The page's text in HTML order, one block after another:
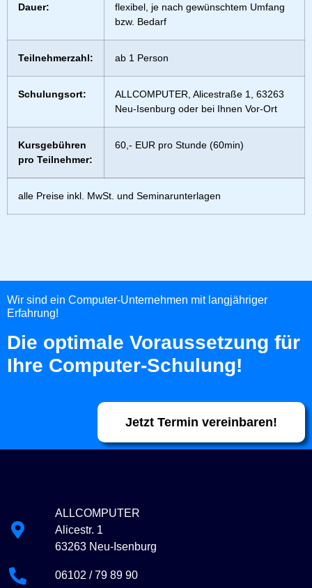
Dauer:
flexibel, je nach gewünschtem Umfang
bzw. Bedarf
Teilnehmerzahl: ab 1 Person
Schulungsort:
ALLCOMPUTER, Alicestraße 1, 63263
Neu-Isenburg oder bei Ihnen Vor-Ort
Kursgebühren
pro Teilnehmer:
60,- EUR pro Stunde (60min)
alle Preise inkl. MwSt. und Seminarunterlagen
Wir sind ein Computer-Unternehmen mit langjähriger
Erfahrung!
Die optimale Voraussetzung für
Ihre Computer-Schulung!
Jetzt Termin vereinbaren!
ALLCOMPUTER
Alicestr. 1
63263 Neu-Isenburg
06102 / 79 89 90